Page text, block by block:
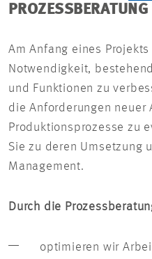
PROZESSBERATUNG
Am Anfang eines
Notwendigkeit,
und Funktionen zu
die Anforderungen neuer
Produktionsprozesse zu
Sie zu deren Umsetzung
Management.
Durch die
optimieren wir